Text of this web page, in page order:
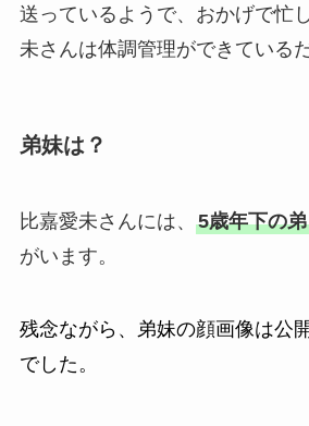
送っているようで、おかげで忙
未さんは体調管理ができている
弟妹は？
比嘉愛未さんには、 5歳年下の弟
がいます。
残念ながら、弟妹の顔画像は公
でした。